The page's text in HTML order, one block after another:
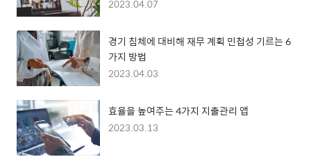
2023.04.07
경기 침체에 대비해 재무 계획 민첩성 기르는 6
가지 방법
2023.04.03
효율을 높여주는 4가지 지출관리 앱
2023.03.13